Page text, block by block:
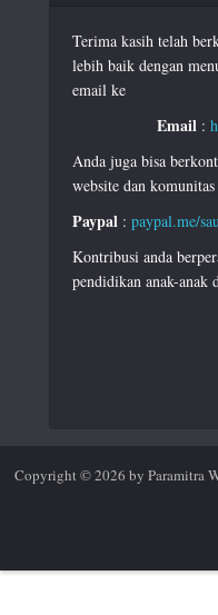
Terima kasih telah
lebih baik dengan
email ke
Email:
Anda juga bisa
website dan
Paypal : paypal.me/
Kontribusi anda
pendidikan anak-anak
Copyright © 2026 by Paramitra